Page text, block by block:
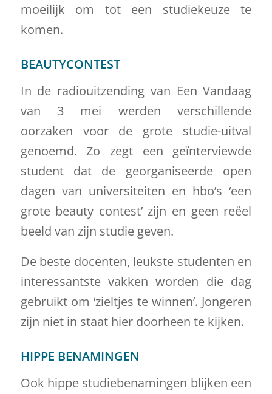
moeilijk om tot een studiekeuze te
komen.
BEAUTYCONTEST
In de radiouitzending van Een Vandaag
van 3 mei werden verschillende
oorzaken voor de grote studie-uitval
genoemd. Zo zegt een geïnterviewde
student dat de georganiseerde open
dagen van universiteiten en hbo’s ‘een
grote beauty contest’ zijn en geen reëel
beeld van zijn studie geven.
De beste docenten, leukste studenten en
interessantste vakken worden die dag
gebruikt om ‘zieltjes te winnen’. Jongeren
zijn niet in staat hier doorheen te kijken.
HIPPE BENAMINGEN
Ook hippe studiebenamingen blijken een